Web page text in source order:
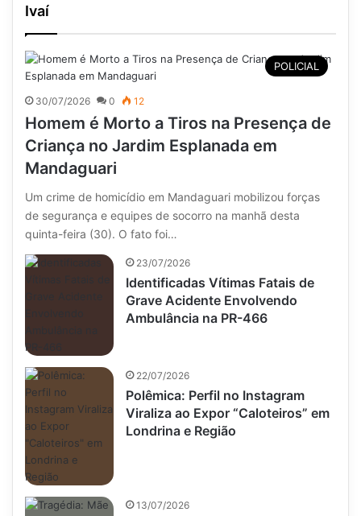
Ivaí
POLICIAL
30/07/2026 0 12
Homem é Morto a Tiros na Presença de
Criança no Jardim Esplanada em
Mandaguari
Um crime de homicídio em Mandaguari mobilizou forças
de segurança e equipes de socorro na manhã desta
quinta-feira (30). O fato foi…
23/07/2026
Identificadas Vítimas Fatais de
Grave Acidente Envolvendo
Ambulância na PR-466
22/07/2026
Polêmica: Perfil no Instagram
Viraliza ao Expor “Caloteiros” em
Londrina e Região
13/07/2026